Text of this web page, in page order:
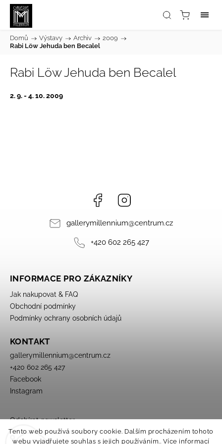
Tento web používá soubory cookie. Dalším procházením tohoto
webu vyjadřujete souhlas s jejich používáním.. Více informací
Domů / Výstavy / Archiv / 2009 /
Rabi Löw Jehuda ben Becalel
Rabi Löw Jehuda ben Becalel
2. 9. - 4. 10. 2009
Facebook
gallerymillennium@centrum.cz
+420 602 265 427
INFORMACE PRO ZÁKAZNÍKY
Jak nakupovat & FAQ
Obchodní podmínky
Podmínky ochrany osobních údajů
KONTAKT
gallerymillennium@centrum.cz
+420 602 265 427
Facebook
Instagram
Odebírat newsletter